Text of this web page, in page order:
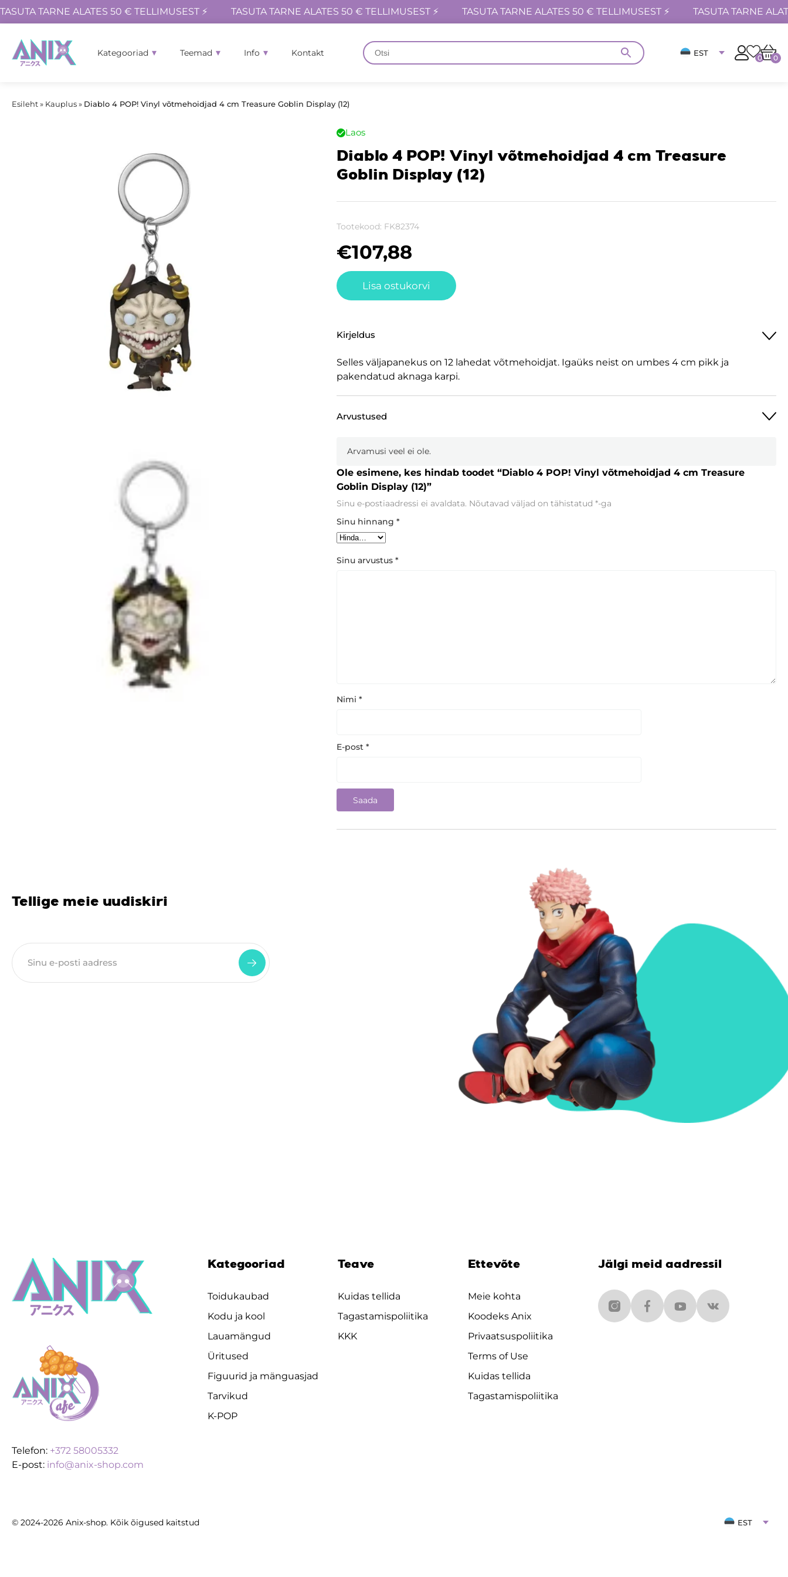
TASUTA TARNE ALATES 50 € TELLIMUSEST ⚡ TASUTA TARNE ALATES 50 € TELLIMUSEST ⚡ TASUTA TARNE ALATES 50 € TELLIMUSEST ⚡ TASUTA TARNE
Kategooriad Teemad Info Kontakt EST
0 0
Esileht» Kauplus» Diablo 4 POP! Vinyl võtmehoidjad 4 cm Treasure Goblin Display (12)
Laos
Diablo 4 POP! Vinyl võtmehoidjad 4 cm Treasure
Goblin Display (12)
Tootekood: FK82374
€107,88
Lisa ostukorvi
Kirjeldus
Selles väljapanekus on 12 lahedat võtmehoidjat. Igaüks neist on umbes 4 cm pikk ja
pakendatud aknaga karpi.
Arvustused
Arvamusi veel ei ole.
Ole esimene, kes hindab toodet “Diablo 4 POP! Vinyl võtmehoidjad 4 cm Treasure
Goblin Display (12)”
Sinu e-postiaadressi ei avaldata. Nõutavad väljad on tähistatud *-ga
Sinu hinnang *
Sinu arvustus *
Nimi *
E-post *
Tellige meie uudiskiri
Telefon: +372 58005332
E-post: info@anix-shop.com
Kategooriad
Toidukaubad
Kodu ja kool
Lauamängud
Üritused
Figuurid ja mänguasjad
Tarvikud
K-POP
Teave
Kuidas tellida
Tagastamispoliitika
KKK
Ettevõte
Meie kohta
Koodeks Anix
Privaatsuspoliitika
Terms of Use
Kuidas tellida
Tagastamispoliitika
Jälgi meid aadressil
© 2024-2026 Anix-shop. Kõik õigused kaitstud EST